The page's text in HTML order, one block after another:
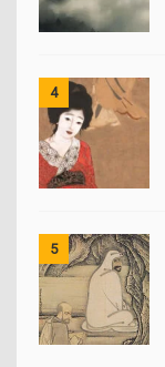
4
5